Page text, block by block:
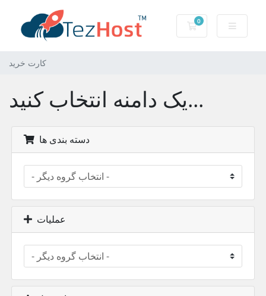
0
کارت خرید
کارت خرید
یک دامنه انتخاب کنید...
دسته بندی ها
عملیات